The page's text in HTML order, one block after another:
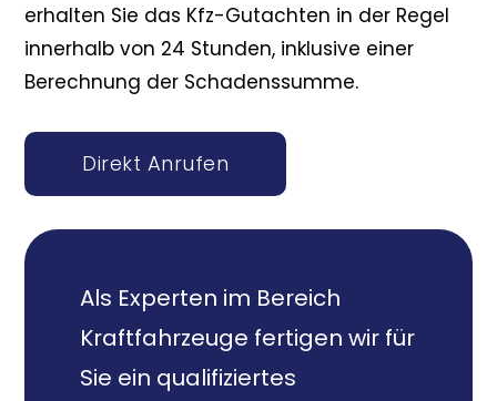
erhalten Sie das Kfz-Gutachten in der Regel
innerhalb von 24 Stunden, inklusive einer
Berechnung der Schadenssumme.
Direkt Anrufen
Als Experten im Bereich
Kraftfahrzeuge fertigen wir für
Sie ein qualifiziertes